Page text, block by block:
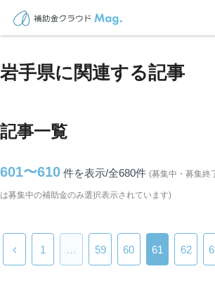
TOP > 補助金・助成金詳細>岩手県に関連する記事
岩手県に関連する記事
記事一覧
601〜610 件を表示/全680件 (募集中・募集終
は募集中の補助金のみ選択表示されています)
1 … 59 60 61 62